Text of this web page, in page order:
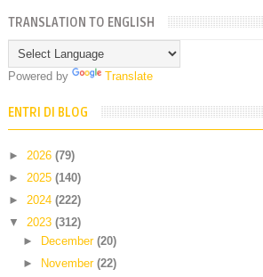
TRANSLATION TO ENGLISH
Powered by Translate
ENTRI DI BLOG
► 2026 (79)
► 2025 (140)
► 2024 (222)
▼ 2023 (312)
►
December (20)
►
November (22)